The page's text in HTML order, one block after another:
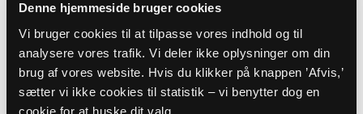
Denne hjemmeside bruger cookies
Vi bruger cookies til at tilpasse vores indhold og til
analysere vores trafik. Vi deler ikke oplysninger om din
brug af vores website. Hvis du klikker på knappen ’Afvis,’
sætter vi ikke cookies til statistik – vi benytter dog en
cookie for at huske dit valg.
(CVR-nr. 38250566)
Revisor erklæring 2023
Myndighedskode: 7952